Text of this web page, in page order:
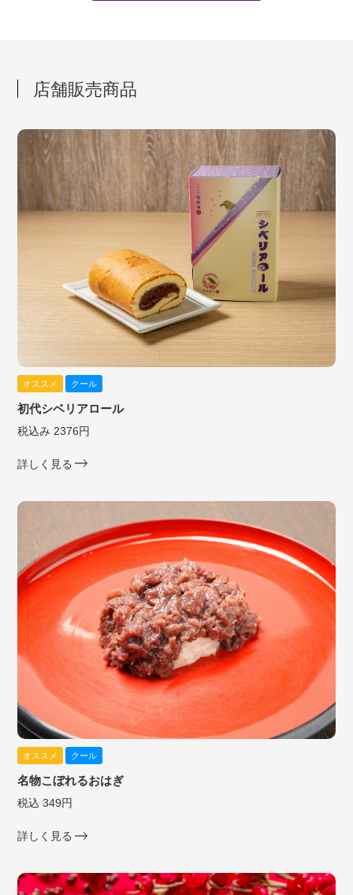
店舗販売商品
オススメ クール
初代シベリアロール
税込み 2376円
詳しく見る
オススメ クール
名物こぼれるおはぎ
税込 349円
詳しく見る